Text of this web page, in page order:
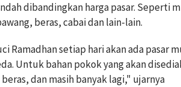
dibandingkan harga pasar. Seperti
beras, cabai dan lain-lain.
Ramadhan setiap hari akan ada pasar
Untuk bahan pokok yang akan
dan masih banyak lagi," ujarnya